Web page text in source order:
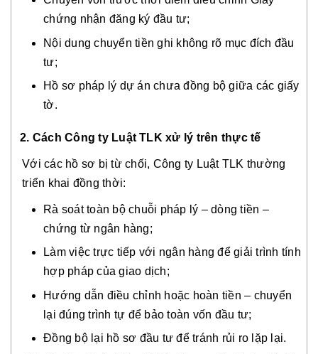
chứng nhận đăng ký đầu tư;
Nội dung chuyển tiền ghi không rõ mục đích đầu
tư;
Hồ sơ pháp lý dự án chưa đồng bộ giữa các giấy
tờ.
2. Cách Công ty Luật TLK xử lý trên thực tế
Với các hồ sơ bị từ chối, Công ty Luật TLK thường
triển khai đồng thời:
Rà soát toàn bộ chuỗi pháp lý – dòng tiền –
chứng từ ngân hàng;
Làm việc trực tiếp với ngân hàng để giải trình tính
hợp pháp của giao dịch;
Hướng dẫn điều chỉnh hoặc hoàn tiền – chuyển
lại đúng trình tự để bảo toàn vốn đầu tư;
Đồng bộ lại hồ sơ đầu tư để tránh rủi ro lặp lại.